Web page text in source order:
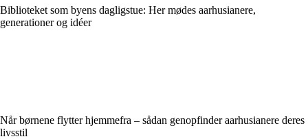
Biblioteket som byens dagligstue: Her mødes aarhusianere,
generationer og idéer
Når børnene flytter hjemmefra – sådan genopfinder aarhusianere deres
livsstil